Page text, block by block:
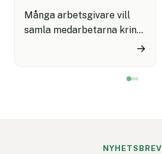
Många arbetsgivare vill
samla medarbetarna kring
Bris stegutmaning 116 111
→
NYHETSBREV